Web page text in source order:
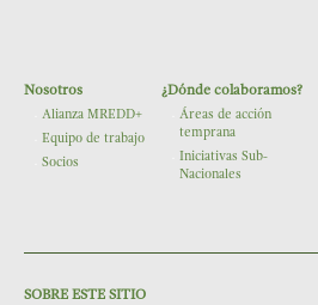
Nosotros
Alianza MREDD+
Equipo de trabajo
Socios
¿Dónde colaboramos?
Áreas de acción
temprana
Iniciativas Sub-
Nacionales
SOBRE ESTE SITIO